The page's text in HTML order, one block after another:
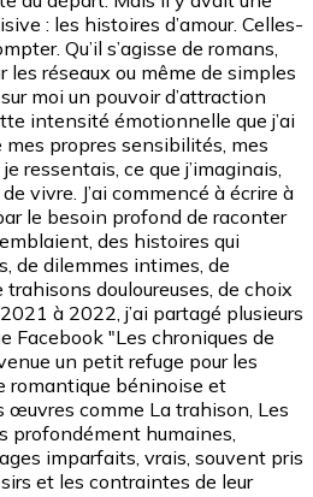
: les histoires d’amour. Celles-
Qu’il s’agisse de romans,
les réseaux ou même de simples
moi un pouvoir d’attraction
intensité émotionnelle que j’ai
propres sensibilités, mes
ressentais, ce que j’imaginais,
vivre. J’ai commencé à écrire à
le besoin profond de raconter
des histoires qui
de dilemmes intimes, de
douloureuses, de choix
à 2022, j’ai partagé plusieurs
Facebook "Les chroniques de
un petit refuge pour les
romantique béninoise et
œuvres comme La trahison, Les
profondément humaines,
imparfaits, vrais, souvent pris
et les contraintes de leur